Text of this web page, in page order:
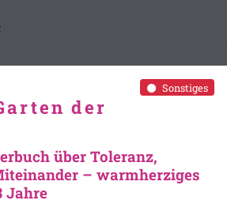
Sonstiges
der
über Toleranz,
– warmherziges
Jahre